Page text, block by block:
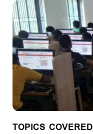
TOPICS COVERED